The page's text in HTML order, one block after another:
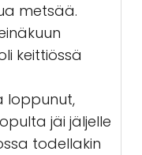
metsää.
keittiössä
loppunut,
jäi jäljelle
todellakin